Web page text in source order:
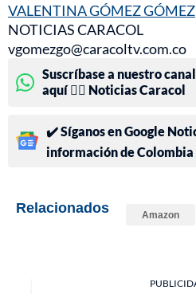
VALENTINA GÓMEZ GÓMEZ
NOTICIAS CARACOL
vgomezgo@caracoltv.com.co
Suscríbase a nuestro
aquí 👉🏻 Noticias Caracol
✔️ Síganos en Google
información de Colombia
Relacionados Amazon